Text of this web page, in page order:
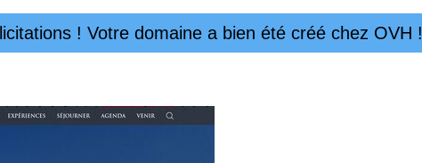
! Votre domaine a bien été créé chez OVH !